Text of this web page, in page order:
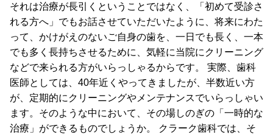
それは治療が長引くということではなく、「初めて受診さ
れる方へ」でもお話させていただいたように、将来にわた
って、かけがえのないご自身の歯を、一日でも長く、一本
でも多く長持ちさせるために、気軽に当院にクリーニング
などで来られる方がいらっしゃるからです。 実際、歯科
医師としては、40年近くやってきましたが、半数近い方
が、定期的にクリーニングやメンテナンスでいらっしゃい
ます。そのような中において、その場しのぎの「一時的な
治療」ができるものでしょうか。 クラーク歯科では、そ